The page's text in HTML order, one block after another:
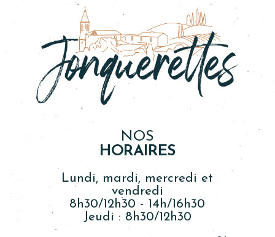
NOS
HORAIRES
Lundi, mardi, mercredi et
vendredi
8h30/12h30 - 14h/16h30
Jeudi : 8h30/12h30